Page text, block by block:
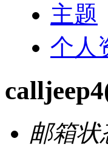
主题
个人
calljeep4
邮箱状